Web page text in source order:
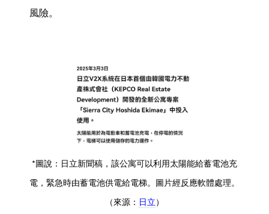
風險。
*圖說：日立新聞稿，該公寓可以利用太陽能給蓄電池充
電，緊急時由蓄電池供電給電梯。圖片經反應軟體處理。
（來源： 日立）